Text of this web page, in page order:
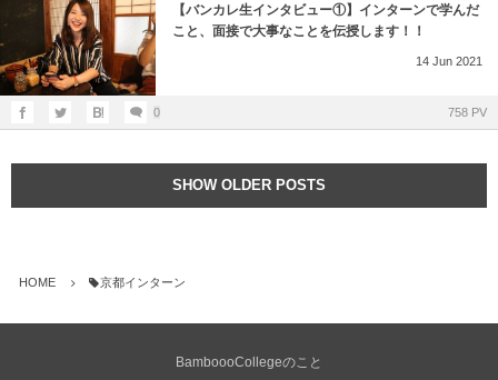
【バンカレ生インタビュー①】インターンで学んだ
こと、面接で大事なことを伝授します！！
14 Jun 2021
0 758 PV
SHOW OLDER POSTS
HOME 京都インターン
BamboooCollegeのこと